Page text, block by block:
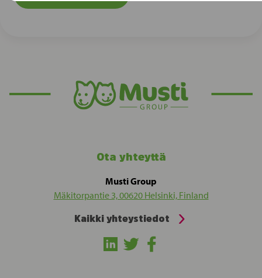
Ota yhteyttä
Musti Group
Mäkitorpantie 3, 00620 Helsinki, Finland
Kaikki yhteystiedot